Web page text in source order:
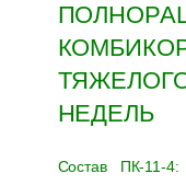
НЕДЕЛЬ
Состав ПК-11-4: